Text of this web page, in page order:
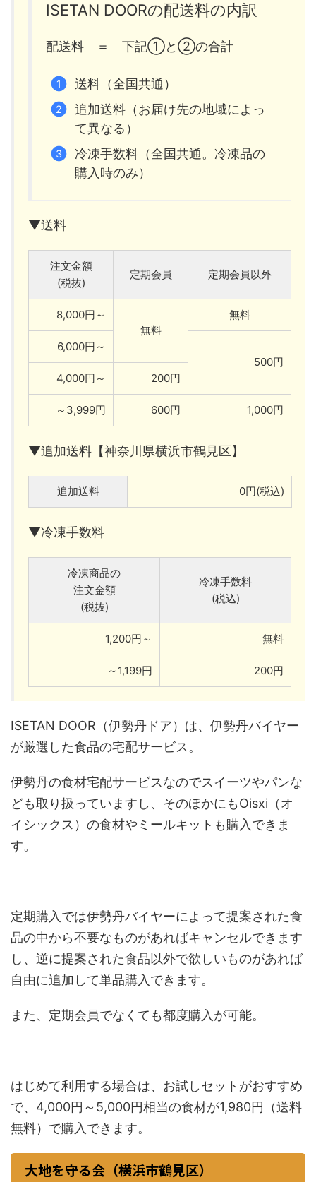
ISETAN DOORの配送料の内訳
配送料 ＝ 下記①と②の合計
送料（全国共通）
追加送料（お届け先の地域によっ
て異なる）
冷凍手数料（全国共通。冷凍品の
購入時のみ）
▼送料
注文金額
(税抜)
定期会員 定期会員以外
8,000円～
無料
無料
6,000円～
500円
4,000円～
200円
～3,999円 600円 1,000円
▼追加送料【神奈川県横浜市鶴見区】
追加送料 0円(税込)
▼冷凍手数料
冷凍商品の
注文金額
(税抜)
冷凍手数料
(税込)
1,200円～ 無料
～1,199円 200円
ISETAN DOOR（伊勢丹ドア）は、伊勢丹バイヤー
が厳選した食品の宅配サービス。
伊勢丹の食材宅配サービスなのでスイーツやパンな
ども取り扱っていますし、そのほかにもOisxi（オ
イシックス）の食材やミールキットも購入できま
す。
定期購入では伊勢丹バイヤーによって提案された食
品の中から不要なものがあればキャンセルできます
し、逆に提案された食品以外で欲しいものがあれば
自由に追加して単品購入できます。
また、定期会員でなくても都度購入が可能。
はじめて利用する場合は、お試しセットがおすすめ
で、4,000円～5,000円相当の食材が1,980円（送料
無料）で購入できます。
大地を守る会（横浜市鶴見区）